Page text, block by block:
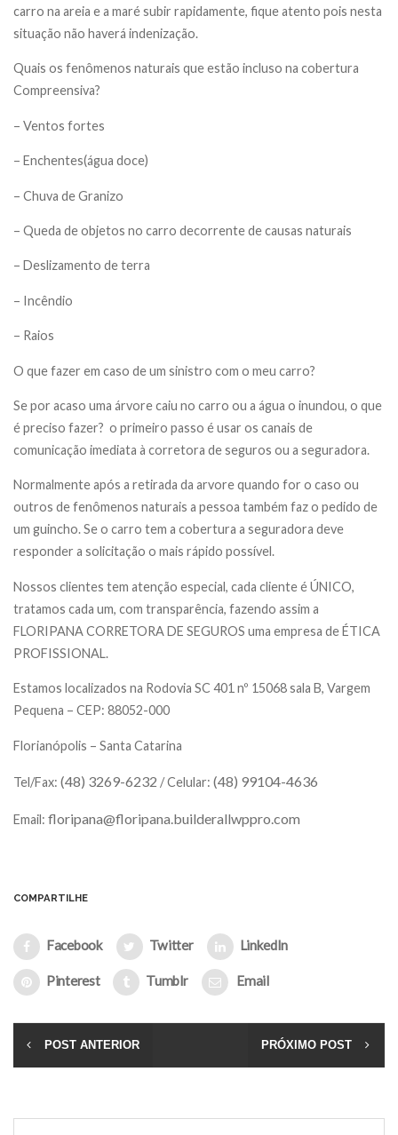
carro na areia e a maré subir rapidamente, fique atento pois nesta
situação não haverá indenização.
Quais os fenômenos naturais que estão incluso na cobertura
Compreensiva?
– Ventos fortes
– Enchentes(água doce)
– Chuva de Granizo
– Queda de objetos no carro decorrente de causas naturais
– Deslizamento de terra
– Incêndio
– Raios
O que fazer em caso de um sinistro com o meu carro?
Se por acaso uma árvore caiu no carro ou a água o inundou, o que
é preciso fazer? o primeiro passo é usar os canais de
comunicação imediata à corretora de seguros ou a seguradora.
Normalmente após a retirada da arvore quando for o caso ou
outros de fenômenos naturais a pessoa também faz o pedido de
um guincho. Se o carro tem a cobertura a seguradora deve
responder a solicitação o mais rápido possível.
Nossos clientes tem atenção especial, cada cliente é ÚNICO,
tratamos cada um, com transparência, fazendo assim a
FLORIPANA CORRETORA DE SEGUROS uma empresa de ÉTICA
PROFISSIONAL.
Estamos localizados na Rodovia SC 401 nº 15068 sala B, Vargem
Pequena – CEP: 88052-000
Florianópolis – Santa Catarina
Tel/Fax: (48) 3269-6232 / Celular: (48) 99104-4636
Email: floripana@floripana.builderallwppro.com
COMPARTILHE
Facebook Twitter LinkedIn
Pinterest Tumblr Email
POST ANTERIOR PRÓXIMO POST